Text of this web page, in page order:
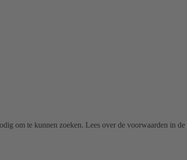
om te kunnen zoeken. Lees over de voorwaarden in de